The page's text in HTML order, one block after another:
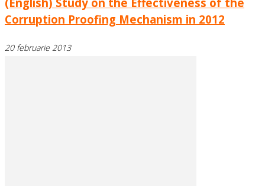
Corruption Proofing Mechanism in 2012
20 februarie 2013